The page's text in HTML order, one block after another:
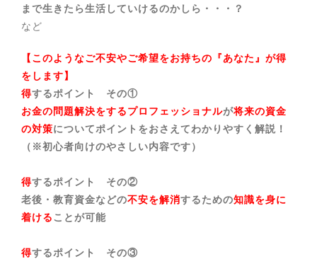
まで生きたら生活していけるのかしら・・・？
など
【このようなご不安やご希望をお持ちの『あなた』が得
をします】
得するポイント その①
お金の問題解決をするプロフェッショナルが将来の資金
の対策についてポイントをおさえてわかりやすく解説！
（※初心者向けのやさしい内容です）
得するポイント その②
老後・教育資金などの不安を解消するための知識を身に
着けることが可能
得するポイント その③